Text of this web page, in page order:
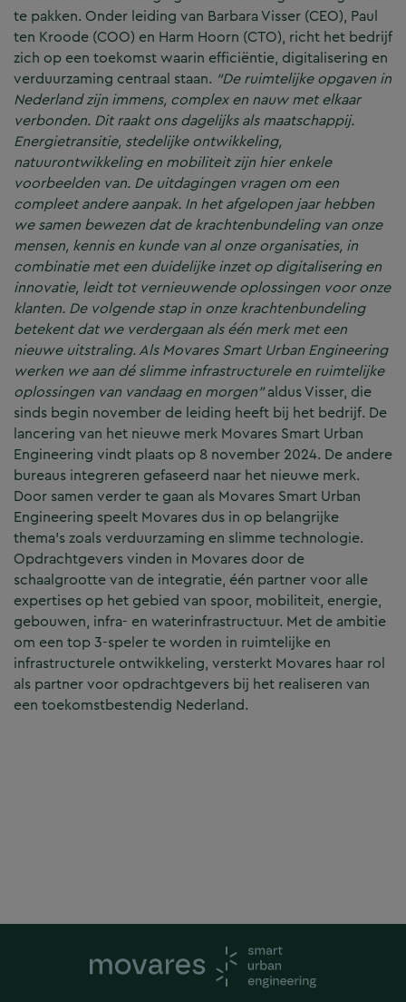
te pakken. Onder leiding van Barbara Visser (CEO), Paul
ten Kroode (COO) en Harm Hoorn (CTO), richt het bedrijf
zich op een toekomst waarin efficiëntie, digitalisering en
verduurzaming centraal staan. “De ruimtelijke opgaven in
Nederland zijn immens, complex en nauw met elkaar
verbonden. Dit raakt ons dagelijks als maatschappij.
Energietransitie, stedelijke ontwikkeling,
natuurontwikkeling en mobiliteit zijn hier enkele
voorbeelden van. De uitdagingen vragen om een
compleet andere aanpak. In het afgelopen jaar hebben
we samen bewezen dat de krachtenbundeling van onze
mensen, kennis en kunde van al onze organisaties, in
combinatie met een duidelijke inzet op digitalisering en
innovatie, leidt tot vernieuwende oplossingen voor onze
klanten. De volgende stap in onze krachtenbundeling
betekent dat we verdergaan als één merk met een
nieuwe uitstraling. Als Movares Smart Urban Engineering
werken we aan dé slimme infrastructurele en ruimtelijke
oplossingen van vandaag en morgen”aldus Visser, die
sinds begin november de leiding heeft bij het bedrijf. De
lancering van het nieuwe merk Movares Smart Urban
Engineering vindt plaats op 8 november 2024. De andere
bureaus integreren gefaseerd naar het nieuwe merk.
Door samen verder te gaan als Movares Smart Urban
Engineering speelt Movares dus in op belangrijke
thema’s zoals verduurzaming en slimme technologie.
Opdrachtgevers vinden in Movares door de
schaalgrootte van de integratie, één partner voor alle
expertises op het gebied van spoor, mobiliteit, energie,
gebouwen, infra- en waterinfrastructuur. Met de ambitie
om een top 3-speler te worden in ruimtelijke en
infrastructurele ontwikkeling, versterkt Movares haar rol
als partner voor opdrachtgevers bij het realiseren van
een toekomstbestendig Nederland.